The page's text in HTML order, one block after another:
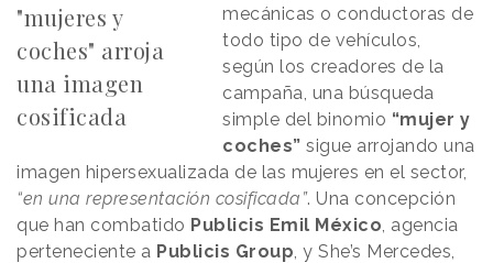
"mujeres y
coches" arroja
una imagen
cosificada
mecánicas o conductoras de
todo tipo de vehículos,
según los creadores de la
campaña, una búsqueda
simple del binomio “mujer y
coches” sigue arrojando una
imagen hipersexualizada de las mujeres en el sector,
“en una representación cosificada”. Una concepción
que han combatido Publicis Emil México, agencia
perteneciente a Publicis Group, y She’s Mercedes,